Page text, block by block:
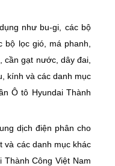
như bu-gi, các bộ
bộ lọc gió, má phanh,
gạt nước, dây đai,
kính và các danh mục
Ô tô Hyundai Thành
dịch điện phân cho
và các danh mục khác
Công Việt Nam